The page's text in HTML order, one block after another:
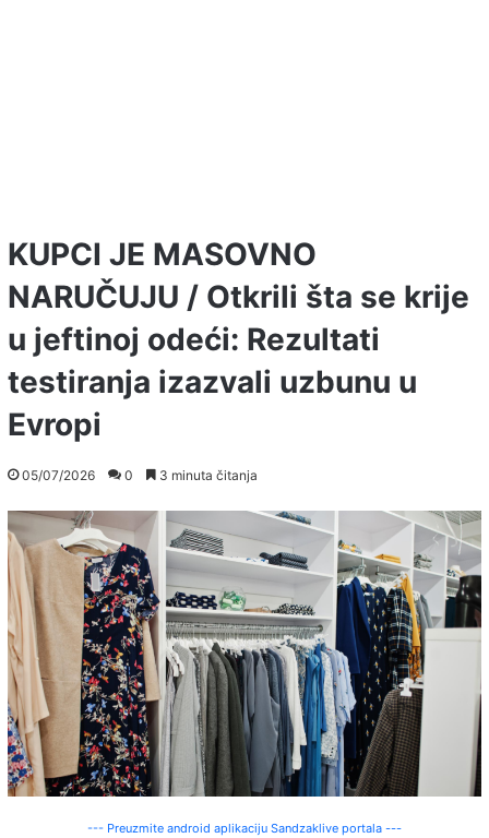
KUPCI JE MASOVNO
NARUČUJU / Otkrili šta se krije
u jeftinoj odeći: Rezultati
testiranja izazvali uzbunu u
Evropi
05/07/2026 0 3 minuta čitanja
--- Preuzmite android aplikaciju Sandzaklive portala ---